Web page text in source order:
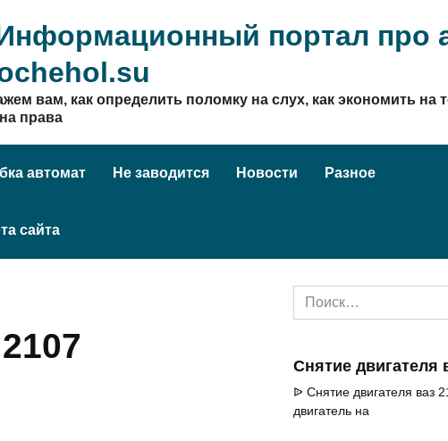
портал про
вам, как определить поломку на слух, как экономить на
права
автомат Не заводится Новости Разное
сайта
Search
for:
Снятие двигателя
ᐉ Снятие двигателя ваз
двигатель на